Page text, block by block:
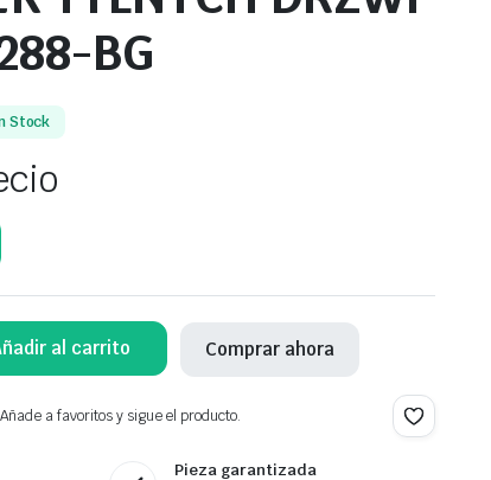
BG
Stock
al carrito Comprar ahora
a favoritos y sigue el producto.
Pieza garantizada